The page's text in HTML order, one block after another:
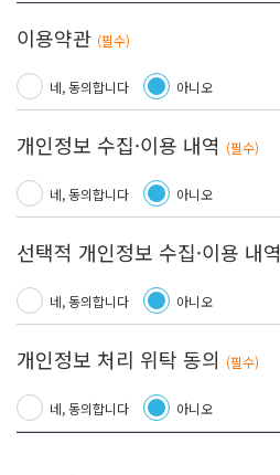
이용약관 (필수)
네, 동의합니다 아니오
개인정보 수집·이용 내역 (필수)
네, 동의합니다 아니오
선택적 개인정보 수집·이용 내역
네, 동의합니다 아니오
개인정보 처리 위탁 동의 (필수)
네, 동의합니다 아니오